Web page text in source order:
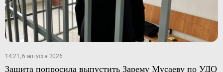
14:21, 6 августа 2026
Защита попросила выпустить Зарему Мусаеву по УДО